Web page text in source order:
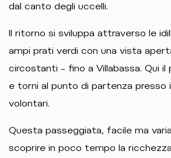
dal canto degli uccelli.
Il ritorno si sviluppa attraverso le
ampi prati verdi con una vista
circostanti – fino a Villabassa. Qui
e torni al punto di partenza presso
volontari.
Questa passeggiata, facile ma
scoprire in poco tempo la